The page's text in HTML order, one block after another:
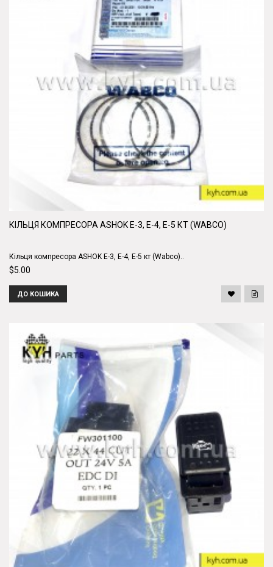
КІЛЬЦЯ КОМПРЕСОРА ASHOK Е-3, Е-4, Е-5 КТ (WABCO)
Кільця компресора ASHOK Е-3, Е-4, Е-5 кт (Wabco)..
$5.00
ДО КОШИКА